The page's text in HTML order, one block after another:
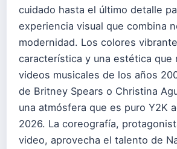
cuidado hasta el último detalle
experiencia visual que combina
modernidad. Los colores
característica y una estética que
videos musicales de los años
de Britney Spears o Christina
una atmósfera que es puro Y2K
2026. La coreografía,
video, aprovecha el talento de